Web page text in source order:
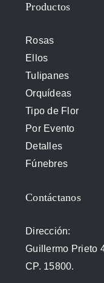
Productos
Rosas
Ellos
Tulipanes
Orquídeas
Tipo de Flor
Por Evento
Detalles
Fúnebres
Contáctanos
Dirección:
Guillermo Prieto
CP. 15800.